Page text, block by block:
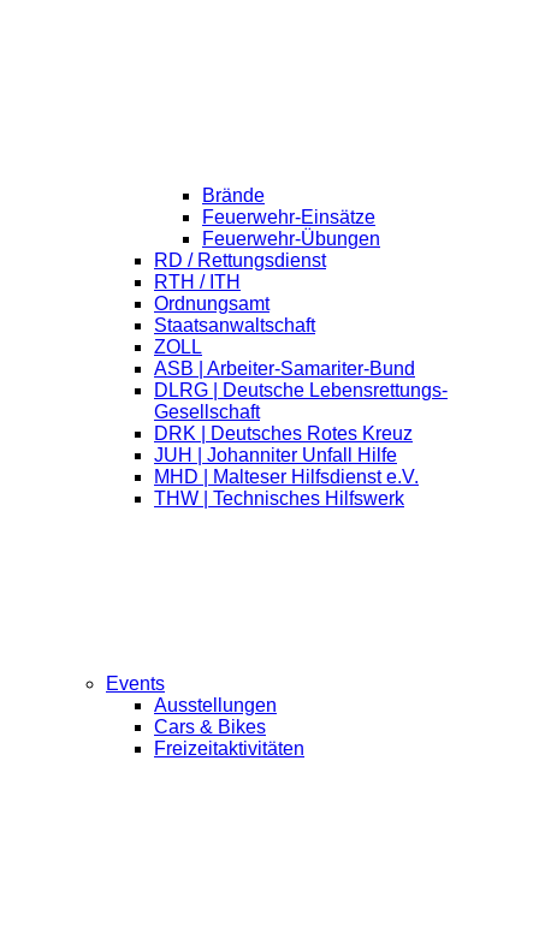
Brände
Feuerwehr-Einsätze
Feuerwehr-Übungen
RD / Rettungsdienst
RTH / ITH
Ordnungsamt
Staatsanwaltschaft
ZOLL
ASB | Arbeiter-Samariter-Bund
DLRG | Deutsche Lebensrettungs-
Gesellschaft
DRK | Deutsches Rotes Kreuz
JUH | Johanniter Unfall Hilfe
MHD | Malteser Hilfsdienst e.V.
THW | Technisches Hilfswerk
Events
Ausstellungen
Cars & Bikes
Freizeitaktivitäten